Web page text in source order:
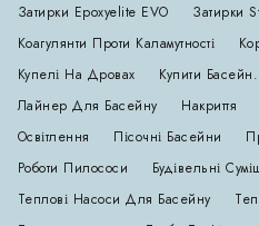
Затирки Epoxyelite EVO
Затирки
Коагулянти Проти Каламутності
Купелі На Дровах
Купити
Лайнер Для Басейну
Накриття
Освітлення
Пісочні Басейни
Роботи Пилососи
Будівельні
Теплові Насоси Для Басейну